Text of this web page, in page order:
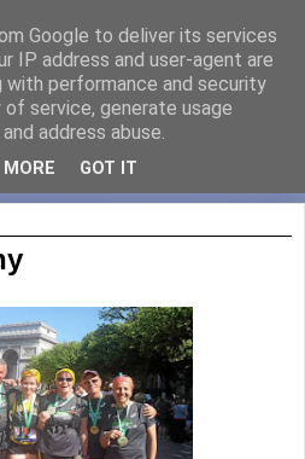
Vicomtais
à la Chaize le Vicomte
Google to deliver its services
IP address and user-agent are
with performance and security
service, generate usage
address abuse.
MORE GOT IT